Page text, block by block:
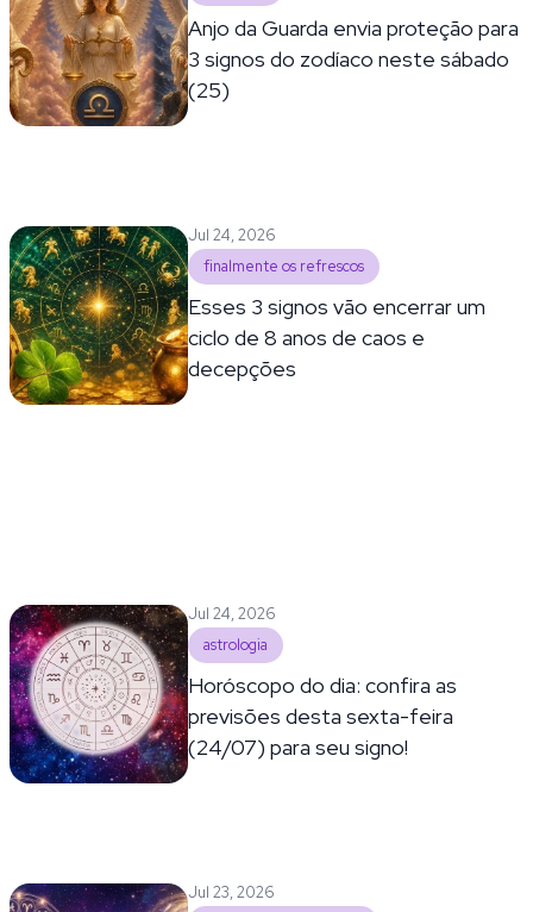
Anjo da Guarda envia proteção para
3 signos do zodíaco neste sábado
(25)
Jul 24, 2026
finalmente os refrescos
Esses 3 signos vão encerrar um
ciclo de 8 anos de caos e
decepções
Jul 24, 2026
astrologia
Horóscopo do dia: confira as
previsões desta sexta-feira
(24/07) para seu signo!
Jul 23, 2026